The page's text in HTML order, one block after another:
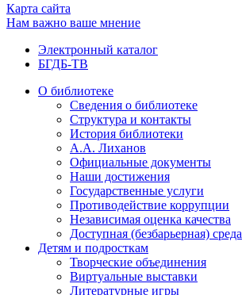
Карта сайта
Нам важно ваше мнение
Электронный каталог
БГДБ-ТВ
О библиотеке
Сведения о библиотеке
Структура и контакты
История библиотеки
А.А. Лиханов
Официальные документы
Наши достижения
Государственные услуги
Противодействие коррупции
Независимая оценка качества
Доступная (безбарьерная) среда
Детям и подросткам
Творческие объединения
Виртуальные выставки
Литературные игры